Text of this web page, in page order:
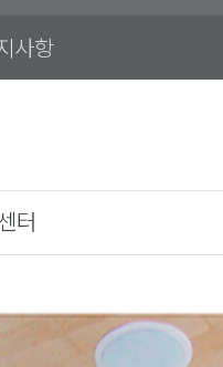
사항
터